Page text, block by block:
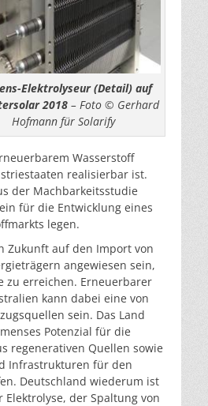
Elektrolyseur (Detail) auf
2018– Foto © Gerhard
Hofmann für Solarify
Wasserstoff
realisierbar ist.
der Machbarkeitsstudie
für die Entwicklung eines
legen.
Zukunft auf den Import von
angewiesen sein,
zu erreichen. Erneuerbarer
kann dabei eine von
sein. Das Land
Potenzial für die
regenerativen Quellen sowie
Infrastrukturen für den
Deutschland wiederum ist
der Spaltung von